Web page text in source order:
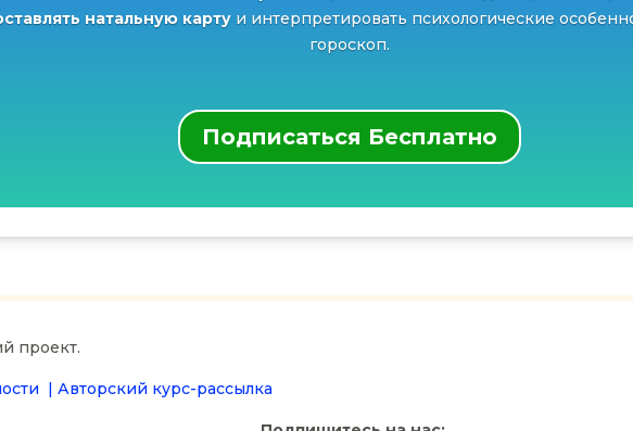
натальную картуи интерпретировать психологические
гороскоп.
Подписаться Бесплатно
проект.
|Авторский курс-рассылка